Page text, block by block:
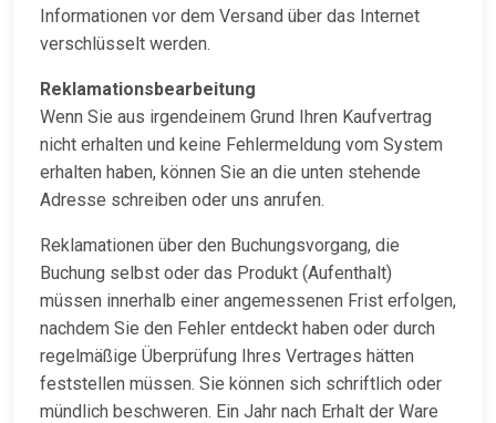
Informationen vor dem Versand über das Internet
verschlüsselt werden.
Reklamationsbearbeitung
Wenn Sie aus irgendeinem Grund Ihren Kaufvertrag
nicht erhalten und keine Fehlermeldung vom System
erhalten haben, können Sie an die unten stehende
Adresse schreiben oder uns anrufen.
Reklamationen über den Buchungsvorgang, die
Buchung selbst oder das Produkt (Aufenthalt)
müssen innerhalb einer angemessenen Frist erfolgen,
nachdem Sie den Fehler entdeckt haben oder durch
regelmäßige Überprüfung Ihres Vertrages hätten
feststellen müssen. Sie können sich schriftlich oder
mündlich beschweren. Ein Jahr nach Erhalt der Ware